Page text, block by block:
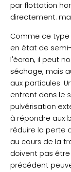
par flottation
directement.
Comme ce
en état de
l'écran, il peut
séchage, mais
aux particules.
entrent dans le
pulvérisation
à répondre aux
réduire la perte
au cours de la
doivent pas
précédent